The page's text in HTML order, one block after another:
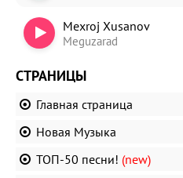
Mexroj Xusanov
Meguzarad
СТРАНИЦЫ
Главная страница
Новая Музыка
ТОП-50 песни! (new)